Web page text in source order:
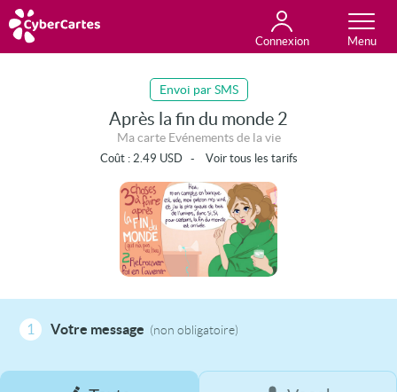
Connexion
Toutes les cartes
Envoi par SMS
Après la fin du monde 2
Ma carte Evénements de la vie
Coût : 2.49 USD- Voir tous les tarifs
1 Votre message (non obligatoire)